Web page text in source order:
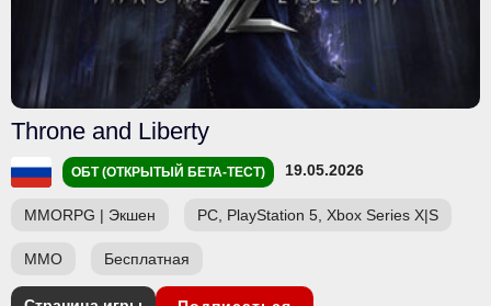
Throne and Liberty
ОБТ (ОТКРЫТЫЙ БЕТА-ТЕСТ) 19.05.2026
MMORPG | Экшен PC, PlayStation 5, Xbox Series X|S
ММО Бесплатная